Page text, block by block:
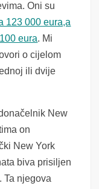
Oni su
123 000 eura,a
eura. Mi
o cijelom
ili dvije
New
on
New York
biva prisiljen
Ta njegova